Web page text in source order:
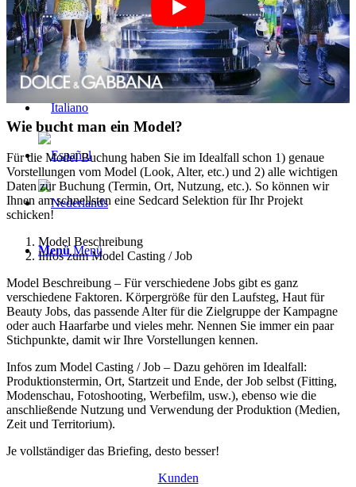
Menü Menü
Wie bucht man ein Model?
Für die Model Buchung haben Sie im Idealfall schon 1) genaue
Vorstellungen vom Model (Look, Alter, etc.) und 2) alle wichtigen
Daten zur Buchung (Termin, Ort, Nutzung, etc.). So können wir
Ihnen am schnellsten eine Sedcard Selektion für Ihr Projekt
schicken!
Model Beschreibung
Infos zum Model Casting / Job
Model Beschreibung – Für verschiedene Jobs gibt es ganz
verschiedene Faktoren. Körpergröße für den Laufsteg, Haut für
Beauty Jobs, das passende Alter für die Zielgruppe der Kampagne
oder auch Haarfarbe und vieles mehr. Nennen Sie immer ein paar
Stichpunkte, damit wir Ihre Vorstellungen kennen.
Infos zum Model Casting / Job – Dazu gehören im Idealfall:
Produktionstermin, Ort, Startzeit und Ende, der Job selbst (Fitting,
Modenschau, Fotoshooting, Werbefilm, usw.), ebenso wie die
anschließende Nutzung und Verwendung der Produktion (Medien,
Zeit und Territorium).
Je vollständiger das Briefing, desto besser!
Kunden